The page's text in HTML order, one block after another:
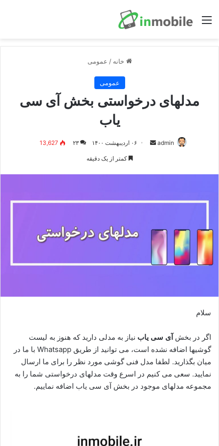
منو
خانه / عمومی
عمومی
مدلهای درخواستی بخش آی سی
یاب
admin
ارسال۰۶ اردیبهشت ۱۴۰۰ ۲۳ 13,627
کمتر از یک دقیقه
سلام
اگر در بخش آی سی یاب نیاز به مدلی دارید که هنوز به لیست
گوشیها اضافه نشده است، می توانید از طریق Whatsapp با ما در
میان بگذارید. لطفا مدل فنی گوشی مورد نظر را برای ما ارسال
نمایید. سعی می کنیم در اسرع وقت مدلهای درخواستی شما را به
مجموعه مدلهای موجود در بخش آی سی یاب اضافه نماییم.